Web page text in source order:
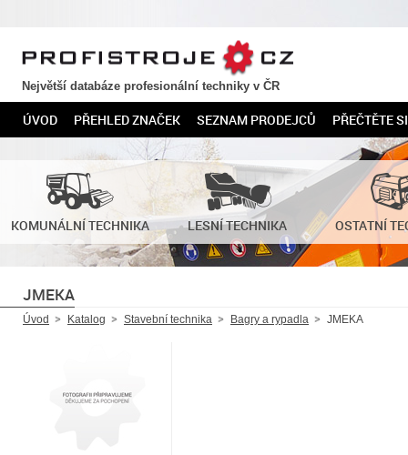
PROFISTROJE.CZ
Největší databáze profesionální techniky v ČR
ÚVOD PŘEHLED ZNAČEK SEZNAM PRODEJCŮ PŘEČTĚTE SI
KOMUNÁLNÍ TECHNIKA LESNÍ TECHNIKA OSTATNÍ
JMEKA
Úvod Katalog Stavební technika Bagry a rypadla JMEKA